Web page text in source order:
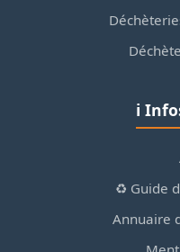
ℹ️
♻️ Guide
Annuaire